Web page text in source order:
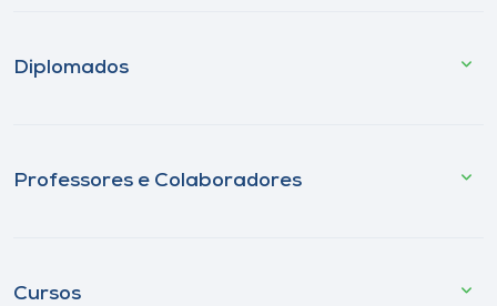
Diplomados
Professores e Colaboradores
Cursos